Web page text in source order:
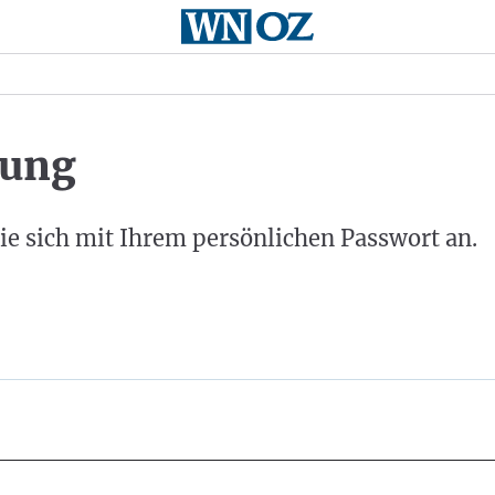
sich mit Ihrem persönlichen Passwort an.